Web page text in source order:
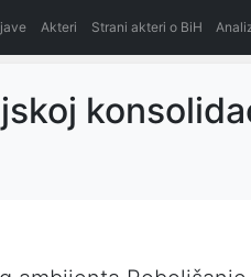
Akteri Strani akteri o BiH